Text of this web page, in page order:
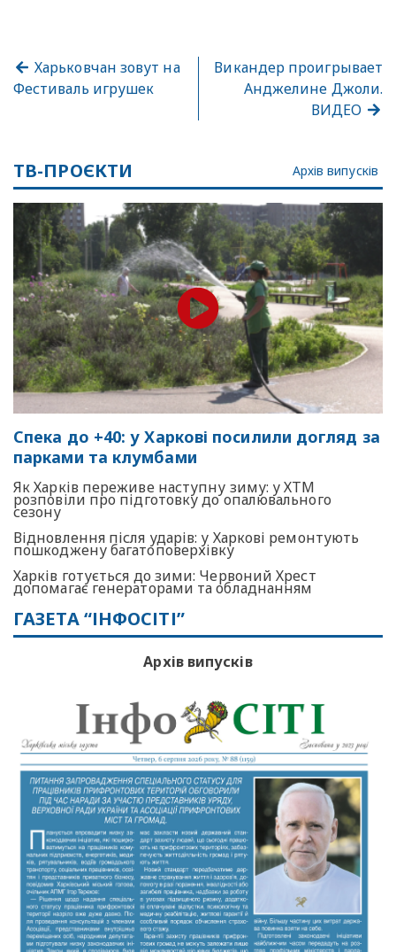
Харьковчан зовут на
Фестиваль игрушек
Викандер проигрывает
Анджелине Джоли.
ВИДЕО
ТВ-ПРОЄКТИ Архів випусків
Спека до +40: у Харкові посилили догляд за
парками та клумбами
Як Харків переживе наступну зиму: у ХТМ
розповіли про підготовку до опалювального
сезону
Відновлення після ударів: у Харкові ремонтують
пошкоджену багатоповерхівку
Харків готується до зими: Червоний Хрест
допомагає генераторами та обладнанням
ГАЗЕТА “ІНФОСІТІ”
Архів випусків